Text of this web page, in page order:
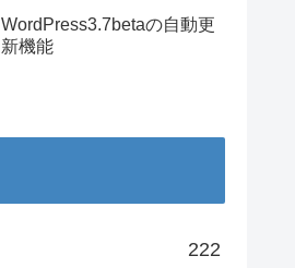
WordPress3.7betaの自動更
新機能
222